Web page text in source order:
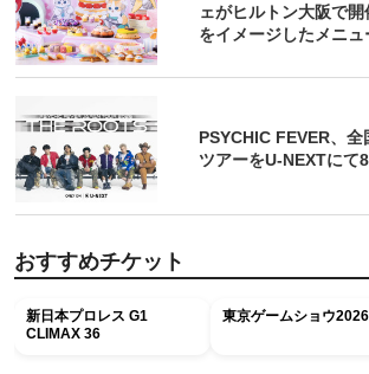
ェがヒルトン大阪で
をイメージしたメニュ
PSYCHIC FEVER、
ツアーをU‐NEXTにて
おすすめチケット
新日本プロレス G1
CLIMAX 36
東京ゲームショウ2026